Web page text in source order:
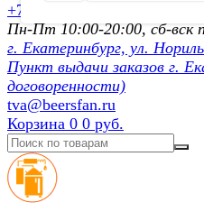
+7 (902) 872-54-70
Пн-Пт 10:00-20:00, сб-вск
г. Екатеринбург, ул.
Пункт выдачи заказов г.
договоренности)
tva@beersfan.ru
Корзина 0 0 руб.